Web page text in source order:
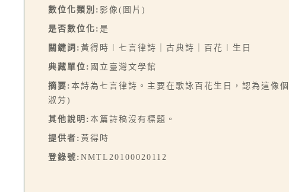
數位化類別: 影像(圖片)
是否數位化: 是
關鍵詞: 黃得時︱七言律詩｜古典詩｜百花︱生日
典藏單位: 國立臺灣文學館
摘要: 本詩為七言律詩。主要在歌詠百花生日，認為這像
淑芳)
其他說明: 本篇詩稿沒有標題。
提供者: 黃得時
登錄號: NMTL20100020112